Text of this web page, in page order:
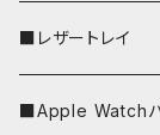
■レザートレイ
■Apple Watchバ